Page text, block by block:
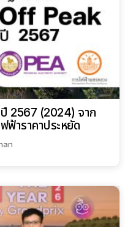
2567 (2024) จาก
ฟ้าราคาประหยัด